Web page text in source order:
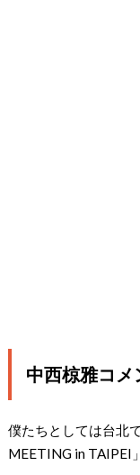
中西椋雅コメ
僕たちとしては台北
MEETING in TAIPEI